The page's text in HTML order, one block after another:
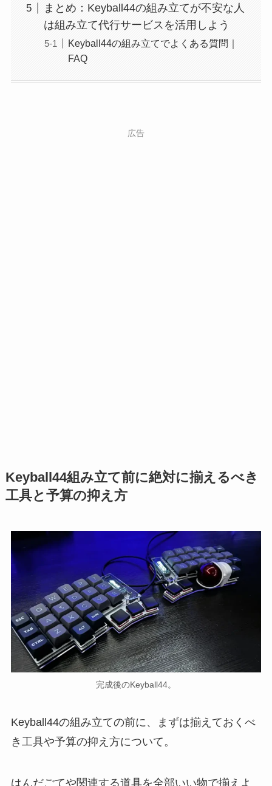
まとめ：Keyball44の組み立てが不安な人
は組み立て代行サービスを活用しよう
Keyball44の組み立てでよくある質問｜
FAQ
広告
Keyball44組み立て前に絶対に揃えるべき
工具と予算の抑え方
完成後のKeyball44。
Keyball44の組み立ての前に、まずは揃えておくべ
き工具や予算の抑え方について。
はんだごてや関連する道具を全部いい物で揃えよ